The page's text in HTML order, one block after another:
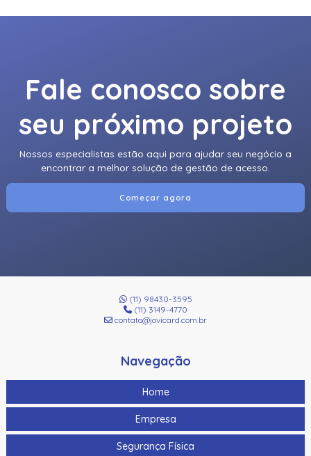
Fale conosco sobre
seu próximo projeto
Nossos especialistas estão aqui para ajudar seu negócio a
encontrar a melhor solução de gestão de acesso.
Começar agora
(11) 98430-3595
(11) 3149-4770
contato@jovicard.com.br
Navegação
Home
Empresa
Segurança Física